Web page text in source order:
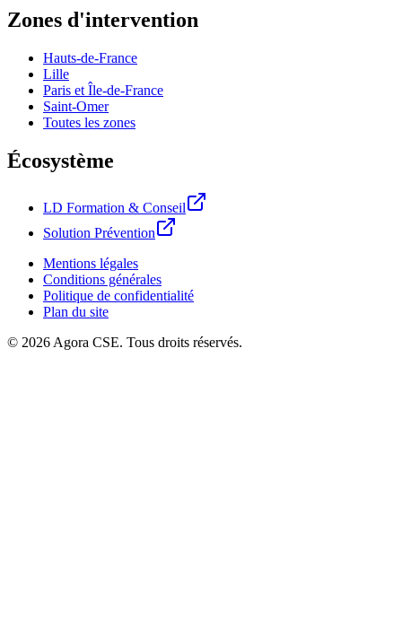
Zones d'intervention
Hauts-de-France
Lille
Paris et Île-de-France
Saint-Omer
Toutes les zones
Écosystème
LD Formation & Conseil
Solution Prévention
Mentions légales
Conditions générales
Politique de confidentialité
Plan du site
© 2026 Agora CSE. Tous droits réservés.